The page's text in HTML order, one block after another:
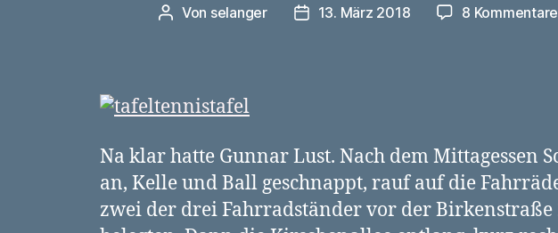
Beitragsautor
Von selanger Veröffentlichungsdatum
13. März 2018 8 Kommentare
Na klar hatte Gunnar Lust. Nach dem Mittagessen
an, Kelle und Ball geschnappt, rauf auf die
zwei der drei Fahrradständer vor der Birkenstraße